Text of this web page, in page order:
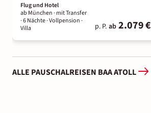
Flug und Hotel
ab München ·mit Transfer
·6 Nächte· Vollpension·
Villa
p. P. ab 2.079 €
ALLE PAUSCHALREISEN BAA ATOLL